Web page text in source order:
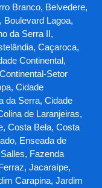
Branco, Belvedere,
Boulevard Lagoa,
da Serra II,
Caçaroca,
Continental,
Setor
Cidade
da Serra, Cidade
de Laranjeiras,
Costa Bela, Costa
Enseada de
Fazenda
Jacaraípe,
Carapina, Jardim